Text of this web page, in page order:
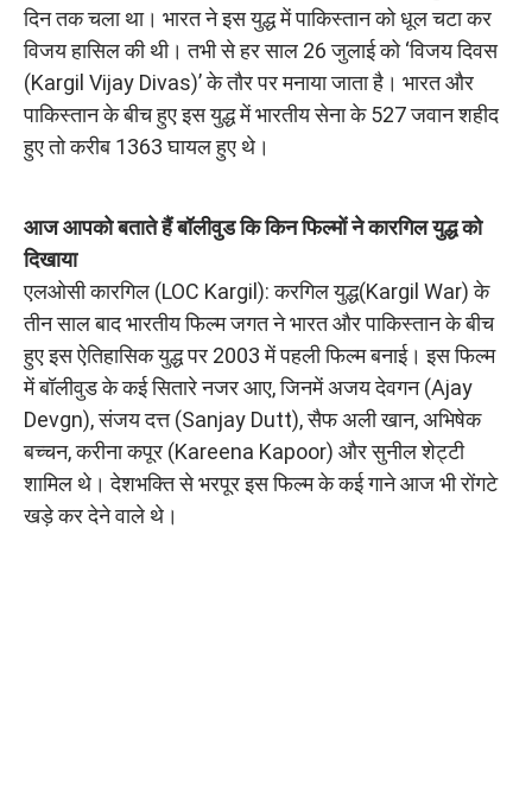
दिन तक चला था। भारत ने इस युद्ध में पाकिस्तान को धूल चटा कर
विजय हासिल की थी। तभी से हर साल 26 जुलाई को ‘विजय दिवस
(Kargil Vijay Divas)’ के तौर पर मनाया जाता है। भारत और
पाकिस्तान के बीच हुए इस युद्ध में भारतीय सेना के 527 जवान शहीद
हुए तो करीब 1363 घायल हुए थे।
आज आपको बताते हैं बॉलीवुड कि किन फिल्मों ने कारगिल युद्ध को
दिखाया
एलओसी कारगिल (LOC Kargil): करगिल युद्ध(Kargil War) के
तीन साल बाद भारतीय फिल्म जगत ने भारत और पाकिस्तान के बीच
हुए इस ऐतिहासिक युद्ध पर 2003 में पहली फिल्म बनाई। इस फिल्म
में बॉलीवुड के कई सितारे नजर आए, जिनमें अजय देवगन (Ajay
Devgn), संजय दत्त (Sanjay Dutt), सैफ अली खान, अभिषेक
बच्चन, करीना कपूर (Kareena Kapoor) और सुनील शेट्टी
शामिल थे। देशभक्ति से भरपूर इस फिल्म के कई गाने आज भी रोंगटे
खड़े कर देने वाले थे।